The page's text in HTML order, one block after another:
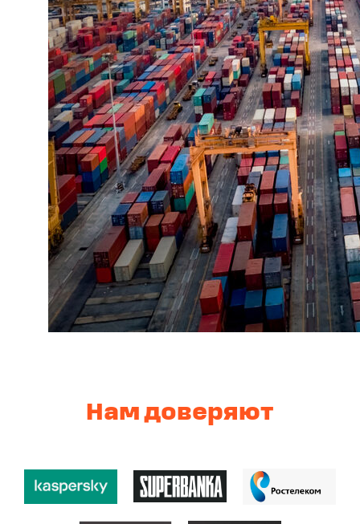
Нам доверяют